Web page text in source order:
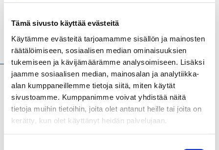
Tämä sivusto käyttää evästeitä
Käytämme evästeitä tarjoamamme sisällön ja mainosten
räätälöimiseen, sosiaalisen median ominaisuuksien
tukemiseen ja kävijämäärämme analysoimiseen. Lisäksi
jaamme sosiaalisen median, mainosalan ja analytiikka-
alan kumppaneillemme tietoja siitä, miten käytät
sivustoamme. Kumppanimme voivat yhdistää näitä
tietoja muihin tietoihin, joita olet antanut heille tai joita on
kerätty, kun olet käyttänyt heidän palvelujaan.
Hankkeen kuvaus
The transition toward a more Circular Economy of the very
relevant and growing EU Furniture sector requires
companies to properly guide this process and its